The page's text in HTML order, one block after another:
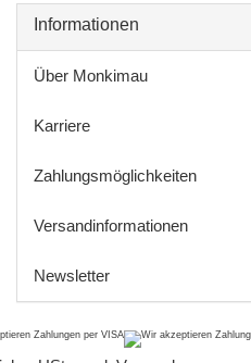
Informationen
Über Monkimau
Karriere
Zahlungsmöglichkeiten
Versandinformationen
Newsletter